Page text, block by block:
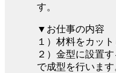
す。
▼お仕事の内容
１）材料をカッ
２）金型に設置す
で成型を行います